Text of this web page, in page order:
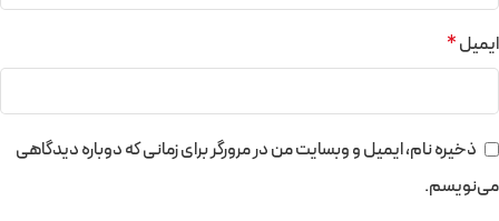
ایمیل*
ذخیره نام، ایمیل و وبسایت من در مرورگر برای زمانی که دوباره دیدگاهی
می‌نویسم.